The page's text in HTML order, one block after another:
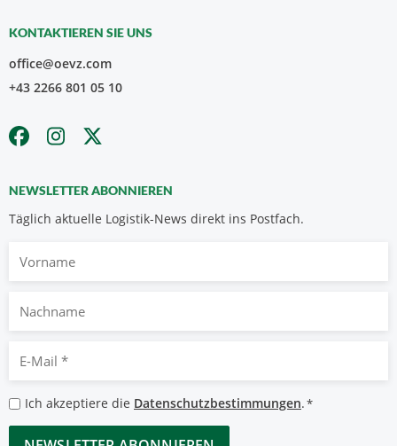
KONTAKTIEREN SIE UNS
office@oevz.com
+43 2266 801 05 10
NEWSLETTER ABONNIEREN
Täglich aktuelle Logistik-News direkt ins Postfach.
Nachname
Mail
*
Datenschutzbestimmungen
*
Ich akzeptiere die Datenschutzbestimmungen.*
CAPTCHA